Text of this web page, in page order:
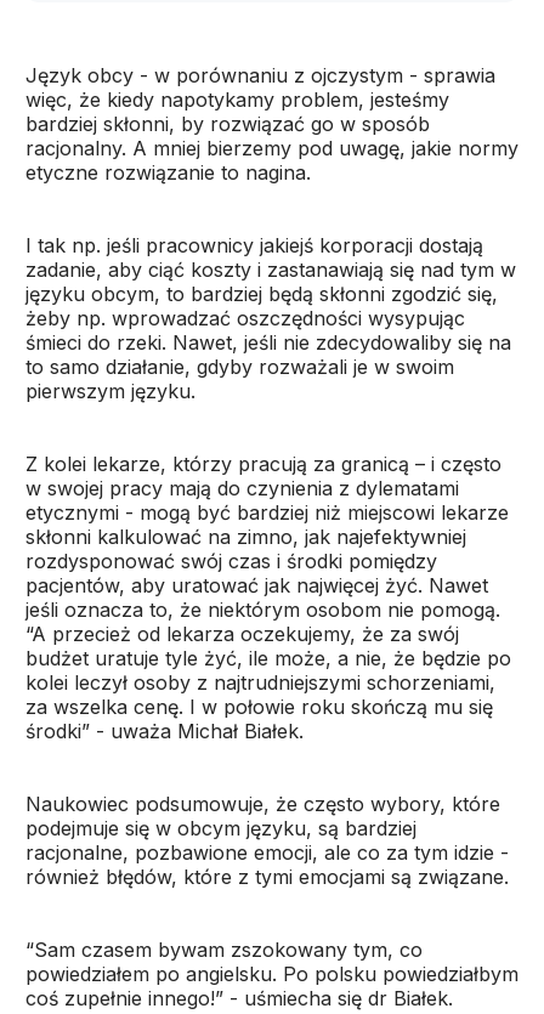
Język obcy - w porównaniu z ojczystym - sprawia
więc, że kiedy napotykamy problem, jesteśmy
bardziej skłonni, by rozwiązać go w sposób
racjonalny. A mniej bierzemy pod uwagę, jakie normy
etyczne rozwiązanie to nagina.
I tak np. jeśli pracownicy jakiejś korporacji dostają
zadanie, aby ciąć koszty i zastanawiają się nad tym w
języku obcym, to bardziej będą skłonni zgodzić się,
żeby np. wprowadzać oszczędności wysypując
śmieci do rzeki. Nawet, jeśli nie zdecydowaliby się na
to samo działanie, gdyby rozważali je w swoim
pierwszym języku.
Z kolei lekarze, którzy pracują za granicą – i często
w swojej pracy mają do czynienia z dylematami
etycznymi - mogą być bardziej niż miejscowi lekarze
skłonni kalkulować na zimno, jak najefektywniej
rozdysponować swój czas i środki pomiędzy
pacjentów, aby uratować jak najwięcej żyć. Nawet
jeśli oznacza to, że niektórym osobom nie pomogą.
“A przecież od lekarza oczekujemy, że za swój
budżet uratuje tyle żyć, ile może, a nie, że będzie po
kolei leczył osoby z najtrudniejszymi schorzeniami,
za wszelka cenę. I w połowie roku skończą mu się
środki” - uważa Michał Białek.
Naukowiec podsumowuje, że często wybory, które
podejmuje się w obcym języku, są bardziej
racjonalne, pozbawione emocji, ale co za tym idzie -
również błędów, które z tymi emocjami są związane.
“Sam czasem bywam zszokowany tym, co
powiedziałem po angielsku. Po polsku powiedziałbym
coś zupełnie innego!” - uśmiecha się dr Białek.